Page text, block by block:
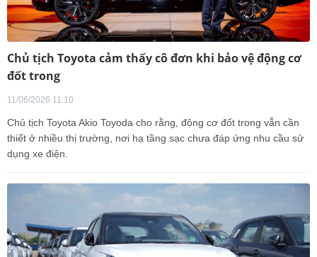
Chủ tịch Toyota cảm thấy cô đơn khi bảo vệ động cơ
đốt trong
11/06/2026 11:10
Chủ tịch Toyota Akio Toyoda cho rằng, động cơ đốt trong vẫn cần
thiết ở nhiều thị trường, nơi hạ tầng sạc chưa đáp ứng nhu cầu sử
dụng xe điện.